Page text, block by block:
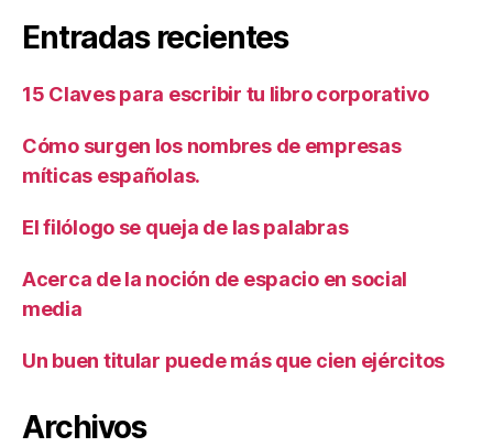
Entradas recientes
15 Claves para escribir tu libro corporativo
Cómo surgen los nombres de empresas
míticas españolas.
El filólogo se queja de las palabras
Acerca de la noción de espacio en social
media
Un buen titular puede más que cien ejércitos
Archivos